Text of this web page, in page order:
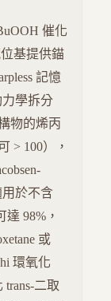
催化
基提供錨
記憶
力學拆分
物的烯丙
> 100），
用於不含
98%，
或
環氧化
trans-二取